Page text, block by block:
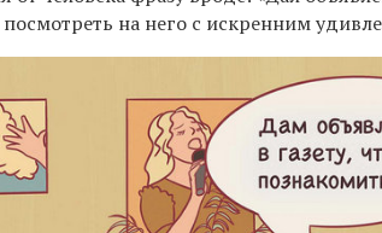
на него с искренним